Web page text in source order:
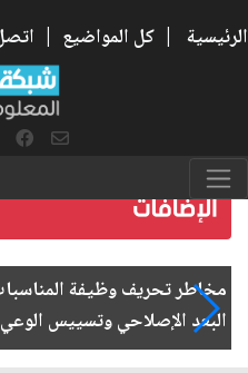
الرئيسية | كل المواضيع |
زيارة الأربعين..
الفاعلة